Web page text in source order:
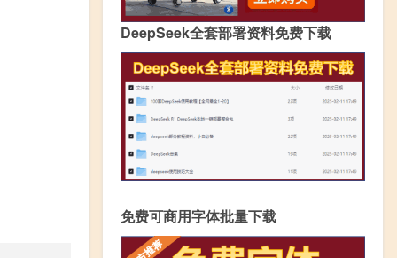
DeepSeek全套部署资料免费下载
免费可商用字体批量下载